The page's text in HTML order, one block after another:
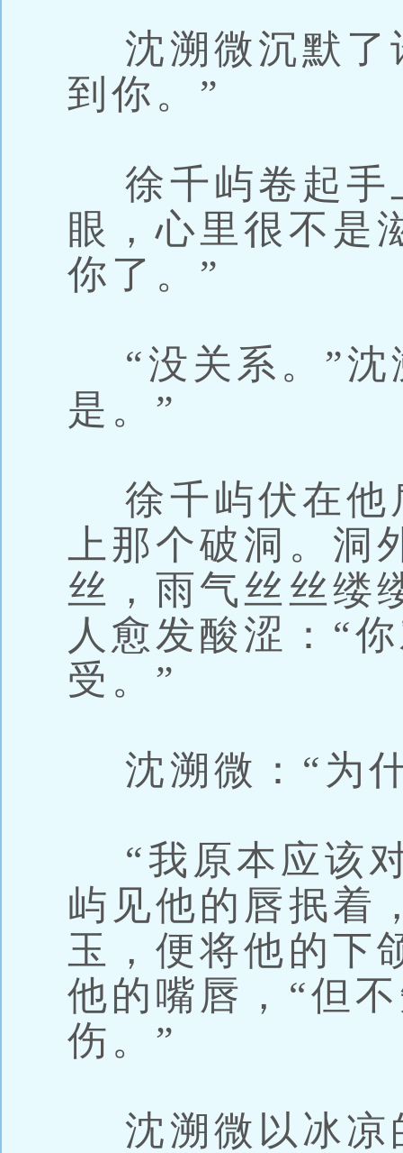
沈溯微沉默了
到你。”
徐千屿卷起手
眼，心里很不是
你了。”
“没关系。”沈
是。”
徐千屿伏在他
上那个破洞。
丝，雨气丝丝缕
人愈发酸涩：“
受。”
沈溯微：“为
“我原本应该
屿见他的唇抿着
玉，便将他的下
他的嘴唇，“但
伤。”
沈溯微以冰凉